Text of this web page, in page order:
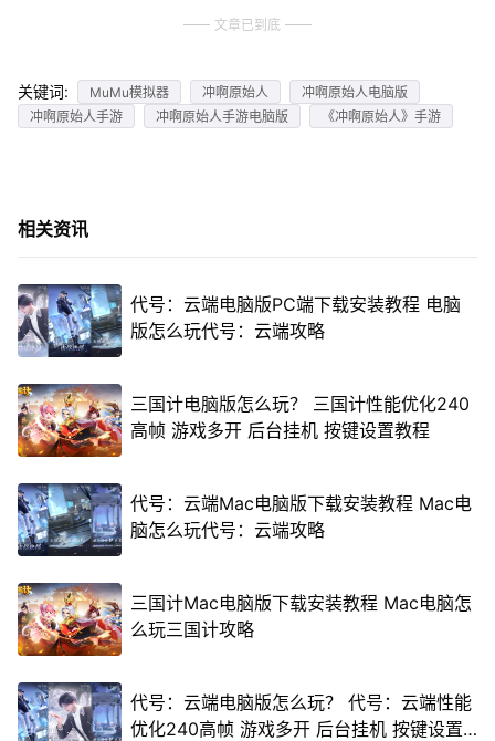
文章已到底
关键词: MuMu模拟器 冲啊原始人
冲啊原始人电脑版
冲啊原始人手游
冲啊原始人手游电脑版 《冲啊原始人》手游
相关资讯
代号：云端电脑版PC端下载安装教程 电脑
版怎么玩代号：云端攻略
三国计电脑版怎么玩？ 三国计性能优化240
高帧 游戏多开 后台挂机 按键设置教程
代号：云端Mac电脑版下载安装教程 Mac电
脑怎么玩代号：云端攻略
三国计Mac电脑版下载安装教程 Mac电脑怎
么玩三国计攻略
代号：云端电脑版怎么玩？ 代号：云端性能
优化240高帧 游戏多开 后台挂机 按键设置